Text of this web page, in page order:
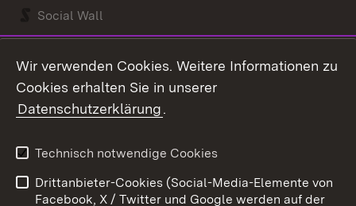
Social Wall
Kontakt
Barrierefreiheit
Impressum
Cookies
Wir verwenden Cookies. Weitere Informationen zu
Cookies erhalten Sie in unserer
Datenschutzerklärung.
Technisch notwendige Cookies
Drittanbieter-Cookies (Social-Media-Elemente von
Facebook, X / Twitter und Google werden auf der